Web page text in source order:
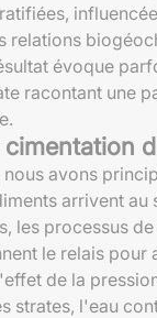
relations
évoque
racontant une
avons
arrivent
les processus de
le relais pour
de la
strates, l'eau